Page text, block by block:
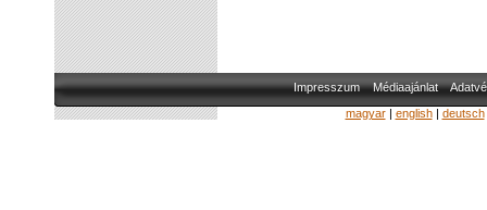
Impresszum Médiaajánlat
magyar| english| deutsch